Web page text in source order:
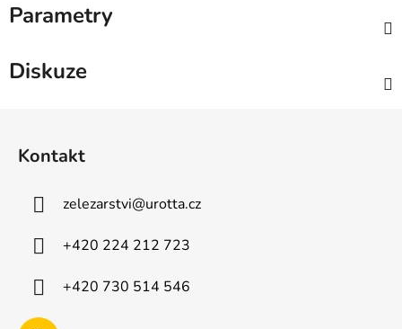
Parametry
Diskuze
Kontakt
zelezarstvi@urotta.cz
+420 224 212 723
+420 730 514 546